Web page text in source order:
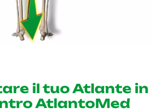
il tuo Atlante in
AtlantoMed